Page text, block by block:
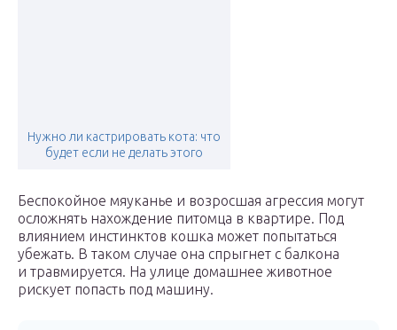
Нужно ли кастрировать кота: что
будет если не делать этого
Беспокойное мяуканье и возросшая агрессия могут
осложнять нахождение питомца в квартире. Под
влиянием инстинктов кошка может попытаться
убежать. В таком случае она спрыгнет с балкона
и травмируется. На улице домашнее животное
рискует попасть под машину.